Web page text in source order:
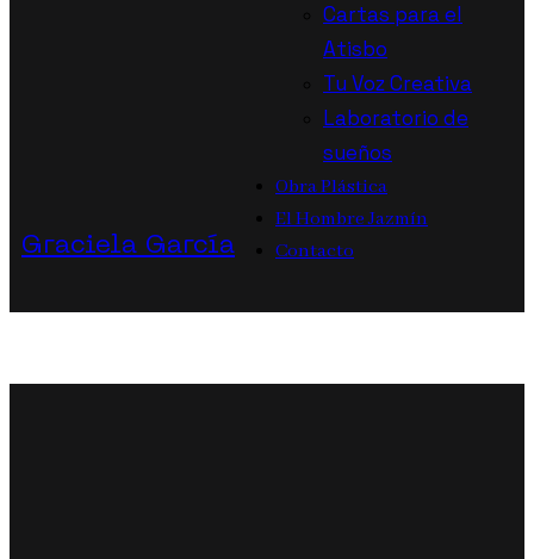
Graciela García
Cartas para el
Atisbo
Tu Voz Creativa
Laboratorio de
sueños
Obra Plástica
El Hombre Jazmín
Contacto